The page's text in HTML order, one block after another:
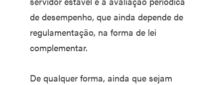
de desempenho, que ainda depende de
regulamentação, na forma de lei
complementar.
De qualquer forma, ainda que sejam